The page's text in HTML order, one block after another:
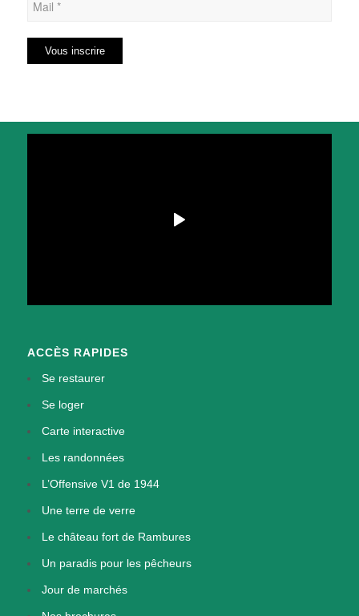
ACCÈS RAPIDES
Se restaurer
Se loger
Carte interactive
Les randonnées
L’Offensive V1 de 1944
Une terre de verre
Le château fort de Rambures
Un paradis pour les pêcheurs
Jour de marchés